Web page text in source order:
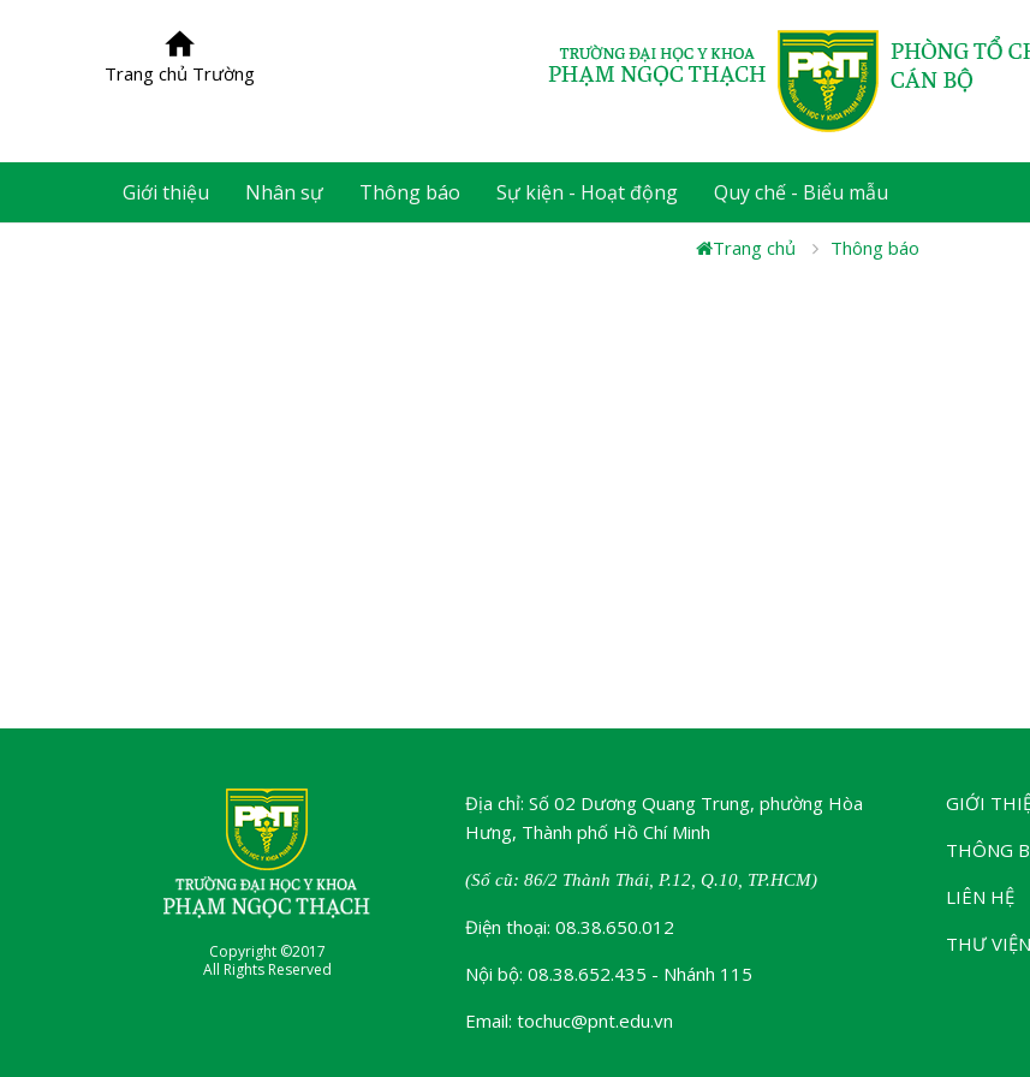
Trang chủ Trường
Giới thiệu Nhân sự Thông báo Sự kiện - Hoạt động Quy chế - Biểu mẫu
Trang chủ Thông báo
Copyright ©2017
All Rights Reserved
Địa chỉ: Số 02 Dương Quang Trung, phường Hòa
Hưng, Thành phố Hồ Chí Minh
(Số cũ: 86/2 Thành Thái, P.12, Q.10, TP.HCM)
Điện thoại: 08.38.650.012
Nội bộ: 08.38.652.435 - Nhánh 115
Email: tochuc@pnt.edu.vn
GIỚI
THÔNG
LIÊN HỆ
THƯ VIỆN